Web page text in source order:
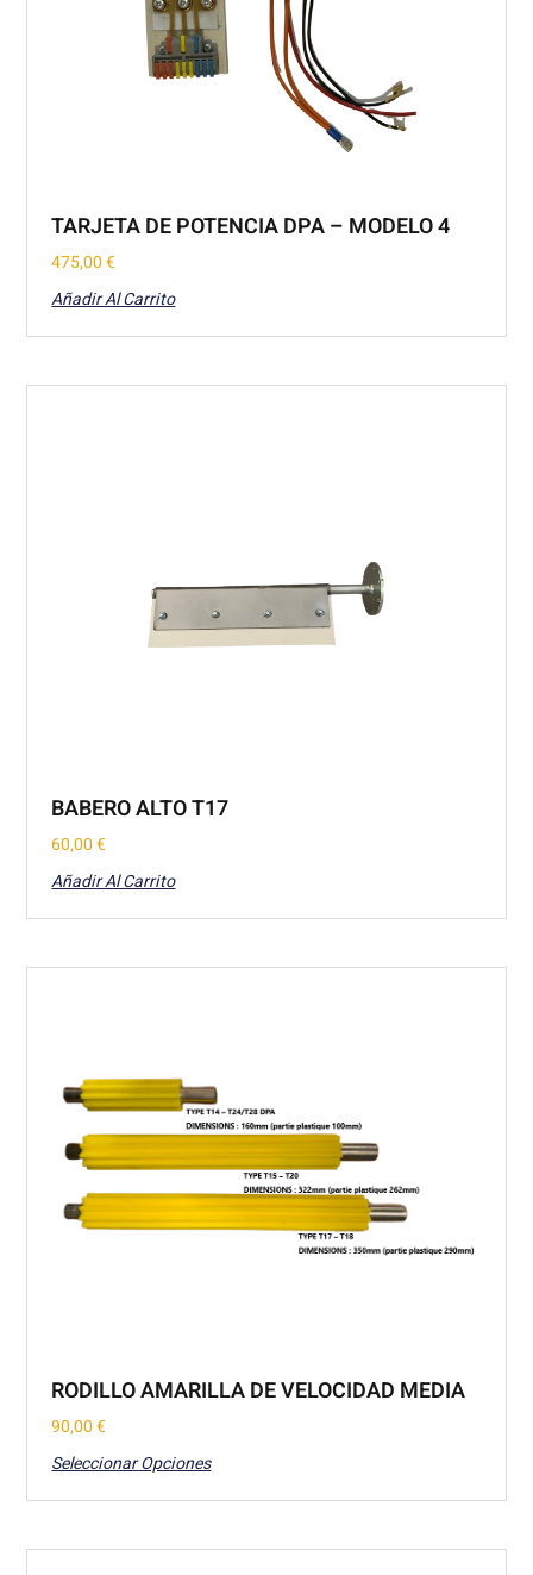
TARJETA DE POTENCIA DPA – MODELO 4
475,00€
Añadir Al Carrito
BABERO ALTO T17
60,00€
Añadir Al Carrito
RODILLO AMARILLA DE VELOCIDAD MEDIA
90,00€
Seleccionar Opciones